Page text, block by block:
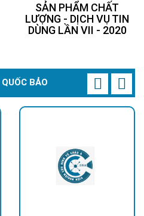
SẢN PHẨM CHẤT
LƯỢNG - DỊCH VỤ TIN
DÙNG LẦN VII - 2020
BẢO